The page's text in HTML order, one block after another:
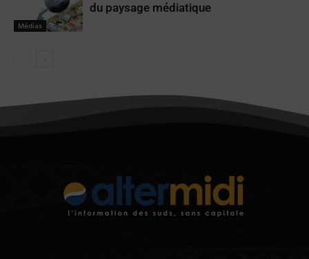
Médias
du paysage médiatique